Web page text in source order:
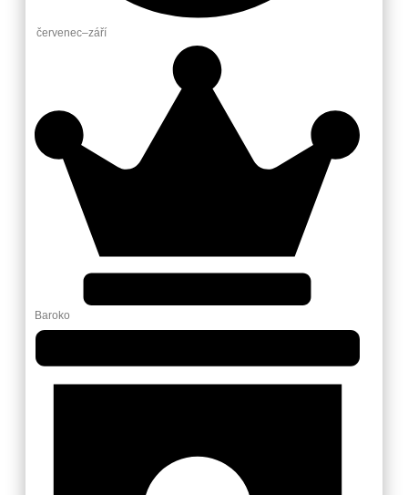
červenec–září
Baroko